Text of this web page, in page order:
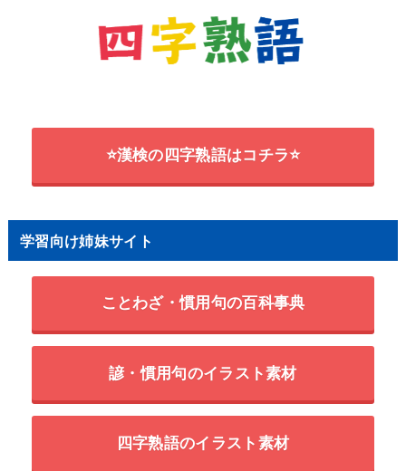
⭐漢検の四字熟語はコチラ⭐
学習向け姉妹サイト
ことわざ・慣用句の百科事典
諺・慣用句のイラスト素材
四字熟語のイラスト素材